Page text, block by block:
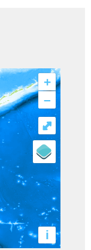
+
–
i
⤢